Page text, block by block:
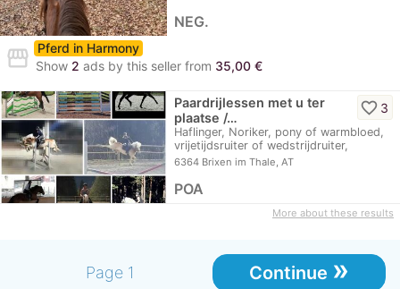
NEG.
storefront
Pferd in Harmony
Show 2 ads by this seller from 35,00 €
Paardrijlessen met u ter
plaatse /…
Haflinger, Noriker, pony of warmbloed,
vrijetijdsruiter of wedstrijdruiter,
beginner…
6364 Brixen im Thale, AT
favorite_border 3
POA
More about these results
Page 1 Continue »